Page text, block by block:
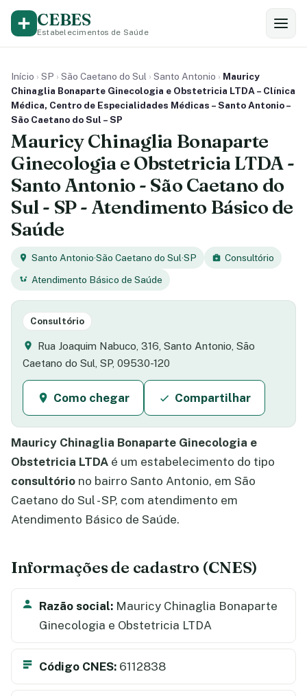
CEBES
Estabelecimentos de Saúde
Início › SP › São Caetano do Sul › Santo Antonio › Mauricy
Chinaglia Bonaparte Ginecologia e Obstetricia LTDA – Clínica
Médica, Centro de Especialidades Médicas – Santo Antonio –
São Caetano do Sul – SP
Mauricy Chinaglia Bonaparte
Ginecologia e Obstetricia LTDA -
Santo Antonio - São Caetano do
Sul - SP - Atendimento Básico de
Saúde
Santo Antonio·São Caetano do Sul·SP
Consultório
Atendimento Básico de Saúde
Consultório
Rua Joaquim Nabuco, 316, Santo Antonio, São
Caetano do Sul, SP, 09530-120
Como chegar Compartilhar
Mauricy Chinaglia Bonaparte Ginecologia e
Obstetricia LTDA é um estabelecimento do tipo
consultório no bairro Santo Antonio, em São
Caetano do Sul - SP, com atendimento em
Atendimento Básico de Saúde.
Informações de cadastro (CNES)
Razão social: Mauricy Chinaglia Bonaparte
Ginecologia e Obstetricia LTDA
Código CNES: 6112838